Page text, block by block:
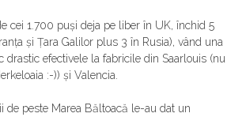
cei 1.700 puși deja pe liber în UK, închid 5
și Țara Galilor plus 3 în Rusia), vând una
drastic efectivele la fabricile din Saarlouis (nu
:-)) și Valencia.
de peste Marea Băltoacă le-au dat un